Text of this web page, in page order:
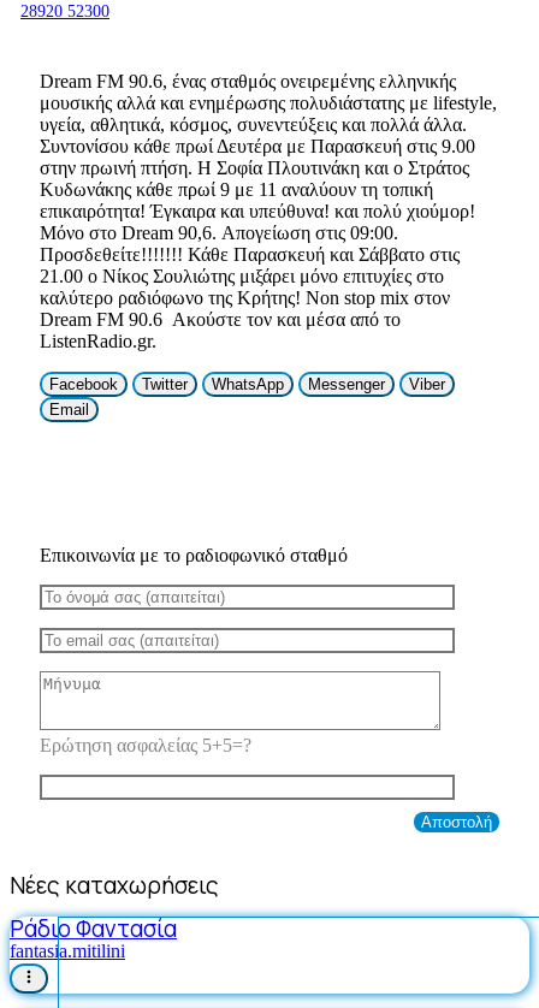
28920 52300
Dream FM 90.6, ένας σταθμός ονειρεμένης ελληνικής
μουσικής αλλά και ενημέρωσης πολυδιάστατης με lifestyle,
υγεία, αθλητικά, κόσμος, συνεντεύξεις και πολλά άλλα.
Συντονίσου κάθε πρωί Δευτέρα με Παρασκευή στις 9.00
στην πρωινή πτήση. Η Σοφία Πλουτινάκη και ο Στράτος
Κυδωνάκης κάθε πρωί 9 με 11 αναλύουν τη τοπική
επικαιρότητα! Έγκαιρα και υπεύθυνα! και πολύ χιούμορ!
Μόνο στο Dream 90,6. Απογείωση στις 09:00.
Προσδεθείτε!!!!!!! Κάθε Παρασκευή και Σάββατο στις
21.00 ο Νίκος Σουλιώτης μιξάρει μόνο επιτυχίες στο
καλύτερο ραδιόφωνο της Κρήτης! Non stop mix στον
Dream FM 90.6 Ακούστε τον και μέσα από το
ListenRadio.gr.
Facebook Twitter WhatsApp Messenger
Viber
Email
Επικοινωνία με το ραδιοφωνικό σταθμό
Ερώτηση ασφαλείας 5+5=?
Νέες καταχωρήσεις
Ράδιο Φαντασία
fantasia.mitilini